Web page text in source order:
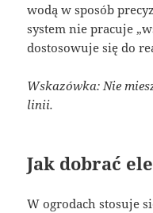
wodą w sposób
system nie pracuje
dostosowuje się do
Wskazówka: Nie
linii.
Jak dobrać
W ogrodach stosuje